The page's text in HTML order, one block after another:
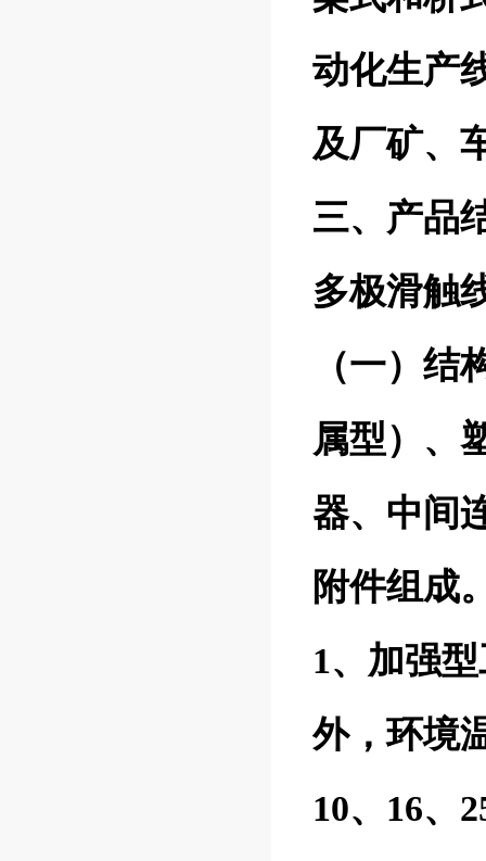
动化生产
及厂矿、
三、产品
多极滑触
（一）
属型）、
器、中间
附件组成
1、加强
外，环境
10、16、